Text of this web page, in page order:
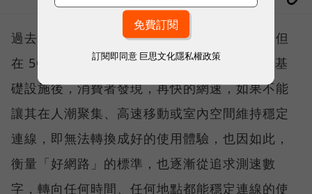
過去，下載速度是評價電信服務的重要指標，但
在 5G 成為工作、娛樂、生活不可或缺的數位基
礎設施後，消費者發現，再快的網速，如果不能
讓其在人潮聚集、高速移動或室內空間維持穩定
連線，即無法轉換成好的使用體驗，也因如此，
衡量「好網路」的標準，也逐漸從追求測速數
字，轉向任何時間、任何地點都能穩定連線的使
訂閱即同意 巨思文化隱私權政策